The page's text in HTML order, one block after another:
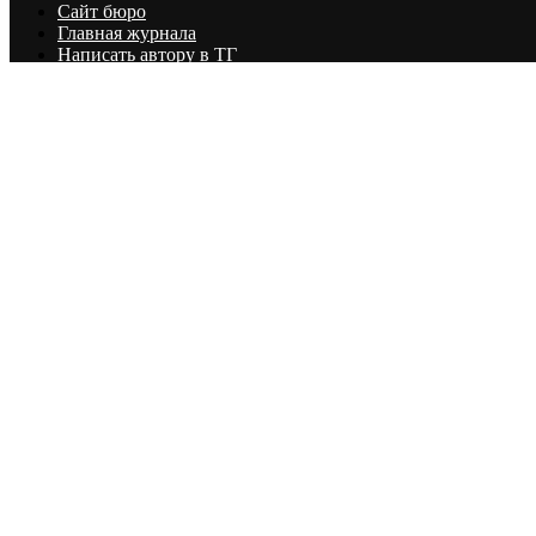
Сайт бюро
Главная журнала
Написать автору в ТГ